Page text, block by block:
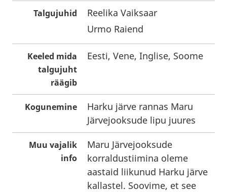
Talgujuhid
Reelika Vaiksaar
Urmo Raiend
Keeled mida
talgujuht
räägib
Eesti, Vene, Inglise, Soome
Kogunemine
Harku järve rannas Maru
Järvejooksude lipu juures
Muu vajalik
info
Maru Järvejooksude
korraldustiimina oleme
aastaid liikunud Harku järve
kallastel. Soovime, et see